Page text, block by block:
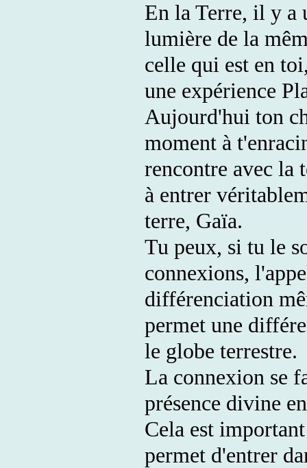
En la Terre, il y a
lumière de la
celle qui est en
une expérience
Aujourd'hui ton
moment à
rencontre avec la
à entrer
terre, Gaïa.
Tu peux, si tu le
connexions,
différenciation
permet une
le globe terrestre.
La connexion se
présence divine
Cela est
permet d'entrer